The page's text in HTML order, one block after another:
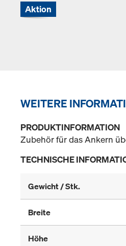
Aktion
WEITERE
PRODUKTINFORMATION
Zubehör für das Ankern
TECHNISCHE
Gewicht / Stk.
Breite
Höhe